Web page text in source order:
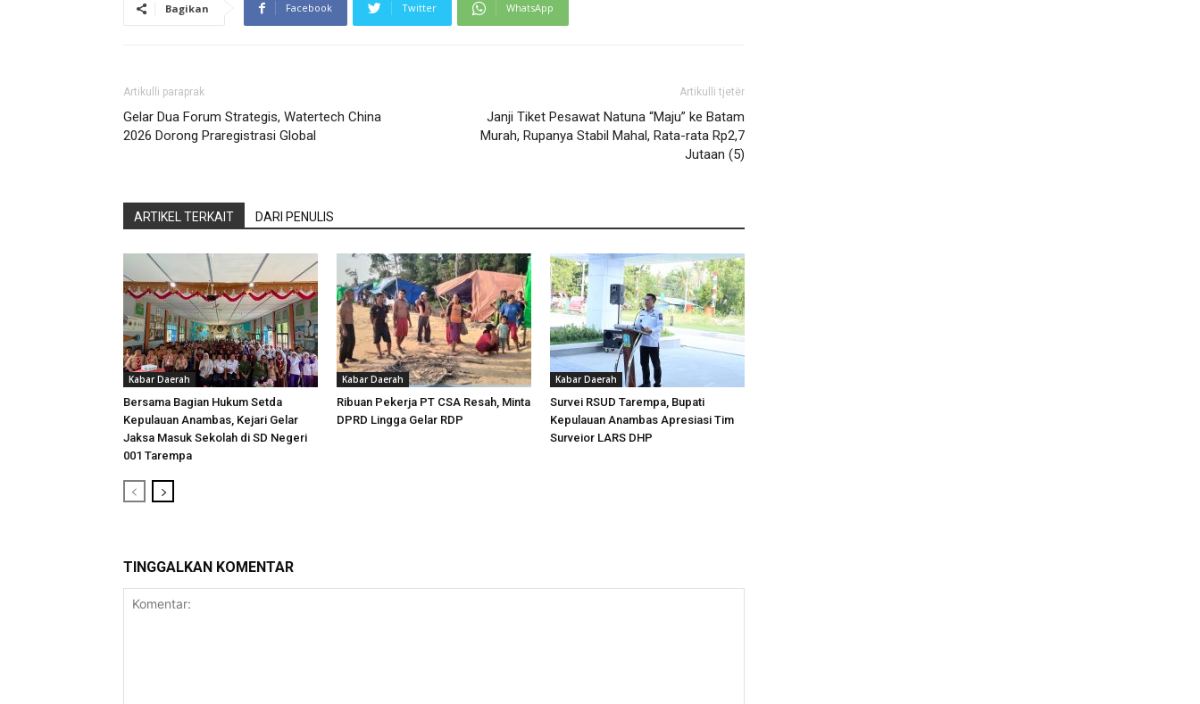
Bagikan Facebook Twitter WhatsApp
Artikulli paraprak
Gelar Dua Forum Strategis, Watertech China
2026 Dorong Praregistrasi Global
Artikulli tjetër
Janji Tiket Pesawat Natuna “Maju” ke Batam
Murah, Rupanya Stabil Mahal, Rata-rata Rp2,7
Jutaan (5)
ARTIKEL TERKAIT DARI PENULIS
Kabar Daerah
Bersama Bagian Hukum Setda
Kepulauan Anambas, Kejari Gelar
Jaksa Masuk Sekolah di SD Negeri
001 Tarempa
Kabar Daerah
Ribuan Pekerja PT CSA Resah, Minta
DPRD Lingga Gelar RDP
Kabar Daerah
Survei RSUD Tarempa, Bupati
Kepulauan Anambas Apresiasi Tim
Surveior LARS DHP
TINGGALKAN KOMENTAR